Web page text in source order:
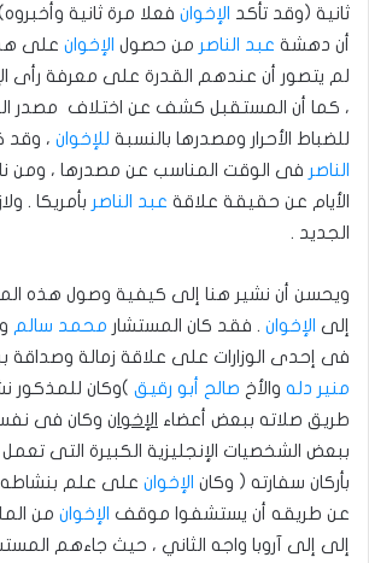
ثانية (وقد تأكد الإخوان فعلا مرة ثانية
أن دهشة عبد الناصر من حصول الإخوان على
لم يتصور أن عندهم القدرة على معرفة رأى
، كما أن المستقبل كشف عن اختلاف مصدر
للضباط الأحرار ومصدرها بالنسبة للإخوان ،
الناصر فى الوقت المناسب عن مصدرها ، ومن
الأيام عن حقيقة علاقة عبد الناصر بأمريكا .
الجديد .
ويحسن أن نشير هنا إلى كيفية وصول هذه
إلى الإخوان . فقد كان المستشار محمد سالم
فى إحدى الوزارات على علاقة زمالة وصداقة
منير دله والأخ صالح أبو رقيق )وكان
طريق صلاته ببعض أعضاء الإخوان وكان فى
ببعض الشخصيات الإنجليزية الكبيرة التى
بأركان سفارته ( وكان الإخوان على علم
عن طريقه أن يستشفوا موقف الإخوان من
إلى إلى آروبا واجه الثاني ، حيث جاءهم